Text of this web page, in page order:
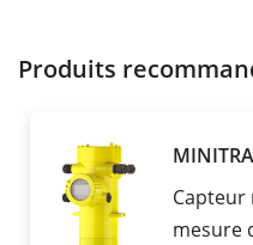
Produits
mesure